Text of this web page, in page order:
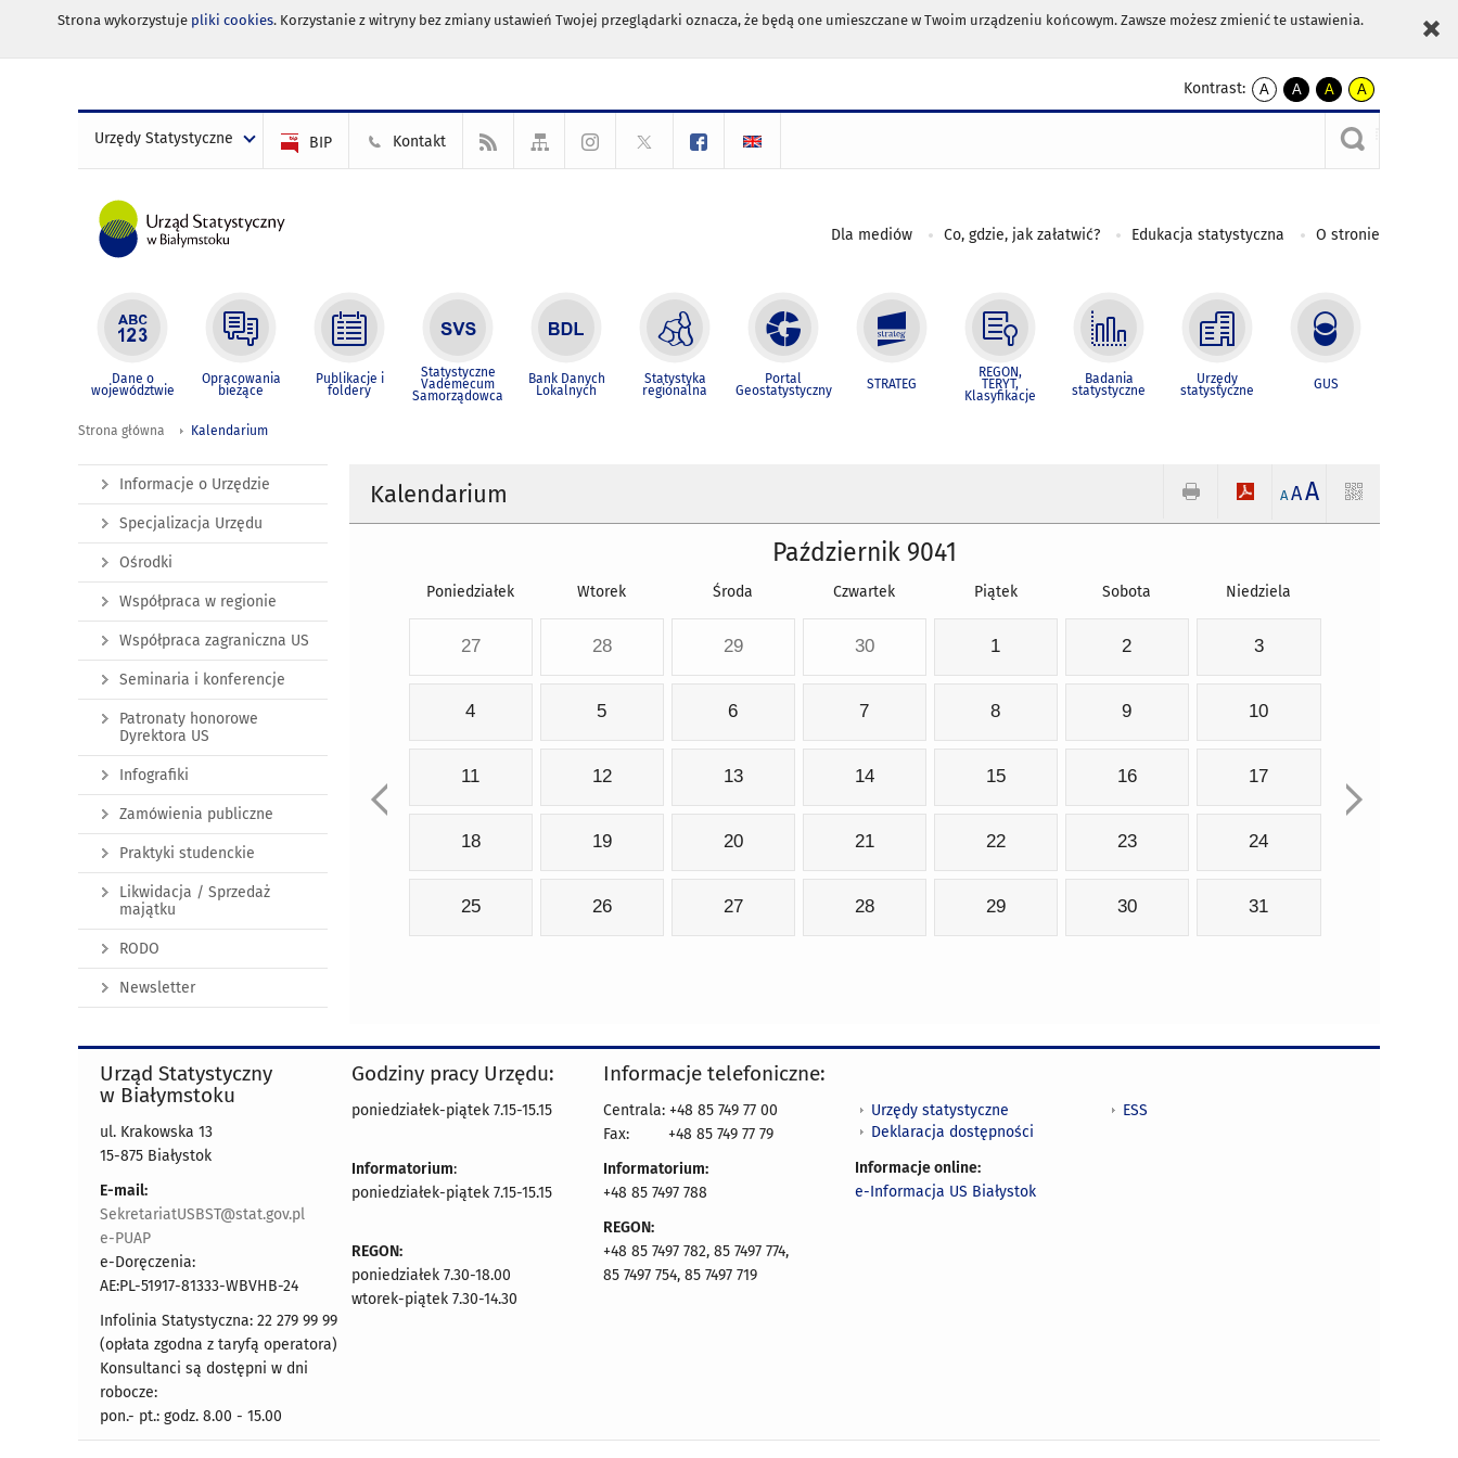
Strona wykorzystuje pliki cookies. Korzystanie z witryny bez zmiany ustawień Twojej przeglądarki oznacza, że będą one umieszczane w Twoim urządzeniu końcowym. Zawsze możesz zmienić te ustawienia.
Kontrast:
A
kontrast
A
kontrast
czarnym
A
kontrast
żółty
tekst
czarnym
A
kontrast
czarny
tekst
żółtym
Urzędy Statystyczne BIP Kontakt
Dla mediów Co, gdzie, jak załatwić? Edukacja statystyczna O stronie
Dane o
województwie
Opracowania
bieżące
Publikacje i
foldery
Statystyczne
Vademecum
Samorządowca
Bank Danych
Lokalnych
Statystyka
regionalna
Portal
Geostatystyczny STRATEG
REGON,
TERYT,
Klasyfikacje
Badania
statystyczne
Urzędy
statystyczne GUS
Strona główna Kalendarium
Kalendarium A AA
Październik 9041
Poniedziałek Wtorek Środa Czwartek Piątek Sobota Niedziela
27 28 29 30 1 2 3
4 5 6 7 8 9 10
11 12 13 14 15 16 17
18 19 20 21 22 23 24
25 26 27 28 29 30 31
Informacje o Urzędzie
Specjalizacja Urzędu
Ośrodki
Współpraca w regionie
Współpraca zagraniczna US
Seminaria i konferencje
Patronaty honorowe
Dyrektora US
Infografiki
Zamówienia publiczne
Praktyki studenckie
Likwidacja / Sprzedaż
majątku
RODO
Newsletter
Urząd Statystyczny
w Białymstoku
ul. Krakowska 13
15-875 Białystok
E-mail:
SekretariatUSBST@stat.gov.pl
e-PUAP
e-Doręczenia:
AE:PL-51917-81333-WBVHB-24
Infolinia Statystyczna: 22 279 99 99
(opłata zgodna z taryfą operatora)
Konsultanci są dostępni w dni
robocze:
pon.- pt.: godz. 8.00 - 15.00
Godziny pracy Urzędu:
poniedziałek-piątek 7.15-15.15
Informatorium:
poniedziałek-piątek 7.15-15.15
REGON:
poniedziałek 7.30-18.00
wtorek-piątek 7.30-14.30
Informacje telefoniczne:
Centrala: +48 85 749 77 00
Fax:
+48 85 749 77 79
Informatorium:
+48 85 7497 788
REGON:
+48 85 7497 782, 85 7497 774,
85 7497 754, 85 7497 719
Urzędy statystyczne
Deklaracja dostępności
Informacje online:
e-Informacja US Białystok
ESS